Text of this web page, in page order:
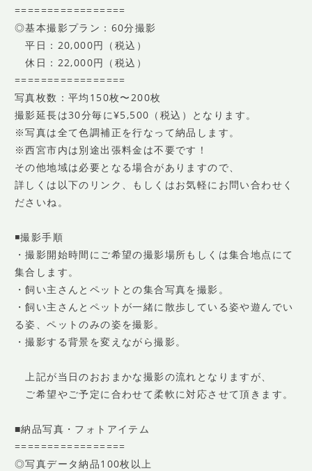
=================
◎基本撮影プラン：60分撮影
平日：20,000円（税込）
休日：22,000円（税込）
=================
写真枚数：平均150枚〜200枚
撮影延長は30分毎に¥5,500（税込）となります。
※写真は全て色調補正を行なって納品します。
※西宮市内は別途出張料金は不要です！
その他地域は必要となる場合がありますので、
詳しくは以下のリンク、もしくはお気軽にお問い合わせく
ださいね。
◾️撮影手順
・撮影開始時間にご希望の撮影場所もしくは集合地点にて
集合します。
・飼い主さんとペットとの集合写真を撮影。
・飼い主さんとペットが一緒に散歩している姿や遊んでい
る姿、ペットのみの姿を撮影。
・撮影する背景を変えながら撮影。
上記が当日のおおまかな撮影の流れとなりますが、
ご希望やご予定に合わせて柔軟に対応させて頂きます。
■納品写真・フォトアイテム
=================
◎写真データ納品100枚以上